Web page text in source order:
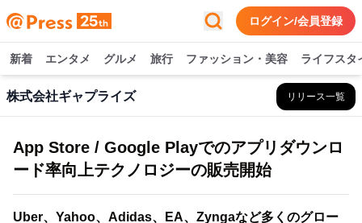
ログイン/会員登録
新着 エンタメ グルメ 旅行 ファッション・美容 ライフスタ
株式会社ギャプライズ リリース一覧
App Store / Google Playでのアプリダウンロ
ード率向上テクノロジーの販売開始
Uber、Yahoo、Adidas、EA、Zyngaなど多くのグロー